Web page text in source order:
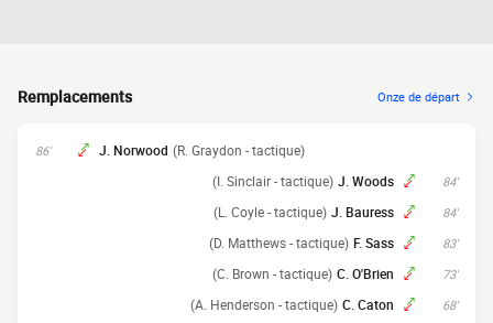
Remplacements Onze de départ
86' J. Norwood (R. Graydon - tactique)
84'
J. Woods
(I. Sinclair - tactique)
84'
J. Bauress
(L. Coyle - tactique)
83'
F. Sass
(D. Matthews - tactique)
73'
C. O'Brien
(C. Brown - tactique)
68'
C. Caton
(A. Henderson - tactique)